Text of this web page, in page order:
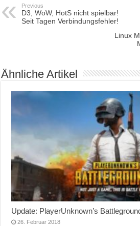
Previous
D3, WoW, HotS nicht spielbar!
Seit Tagen Verbindungsfehler!
Linux
Ähnliche Artikel
Update: PlayerUnknown’s
26. Februar 2018